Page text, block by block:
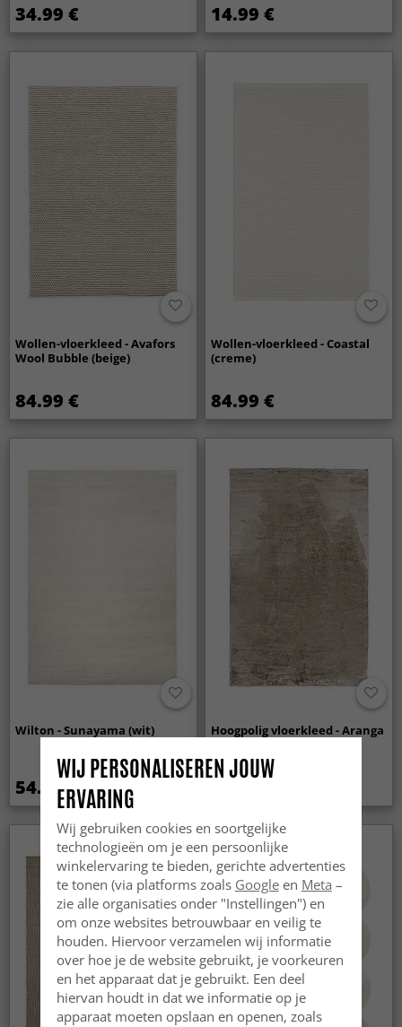
34.99 € 14.99 €
Wollen-vloerkleed - Avafors
Wool Bubble (beige)
84.99 €
Wollen-vloerkleed - Coastal
(creme)
84.99 €
Wilton - Sunayama (wit)
54.99 €
Hoogpolig vloerkleed - Aranga
Nieuw
WIJ PERSONALISEREN JOUW
ERVARING
Wij gebruiken cookies en soortgelijke
technologieën om je een persoonlijke
winkelervaring te bieden, gerichte advertenties
te tonen (via platforms zoals Googleen Meta –
zie alle organisaties onder "Instellingen") en
om onze websites betrouwbaar en veilig te
houden. Hiervoor verzamelen wij informatie
over hoe je de website gebruikt, je voorkeuren
en het apparaat dat je gebruikt. Een deel
hiervan houdt in dat we informatie op je
apparaat moeten opslaan en openen, zoals